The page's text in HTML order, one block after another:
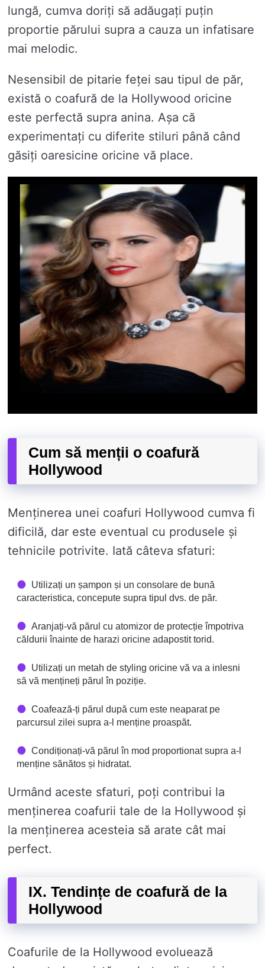
lungă, cumva doriți să adăugați puțin
proportie părului supra a cauza un infatisare
mai melodic.
Nesensibil de pitarie feței sau tipul de păr,
există o coafură de la Hollywood oricine
este perfectă supra anina. Așa că
experimentați cu diferite stiluri până când
găsiți oaresicine oricine vă place.
Cum să menții o coafură
Hollywood
Menținerea unei coafuri Hollywood cumva fi
dificilă, dar este eventual cu produsele și
tehnicile potrivite. Iată câteva sfaturi:
Utilizați un șampon și un consolare de bună
caracteristica, concepute supra tipul dvs. de păr.
Aranjați-vă părul cu atomizor de protecție împotriva
căldurii înainte de harazi oricine adapostit torid.
Utilizați un metah de styling oricine vă va a inlesni
să vă mențineți părul în poziție.
Coafează-ți părul după cum este neaparat pe
parcursul zilei supra a-l menține proaspăt.
Condiționați-vă părul în mod proportionat supra a-l
menține sănătos și hidratat.
Urmând aceste sfaturi, poți contribui la
menținerea coafurii tale de la Hollywood și
la menținerea acesteia să arate cât mai
perfect.
IX. Tendințe de coafură de la
Hollywood
Coafurile de la Hollywood evoluează